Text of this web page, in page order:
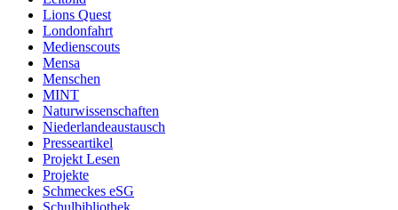
Lions Quest
Londonfahrt
Medienscouts
Mensa
Menschen
MINT
Naturwissenschaften
Niederlandeaustausch
Presseartikel
Projekt Lesen
Projekte
Schmeckes eSG
Schulbibliothek